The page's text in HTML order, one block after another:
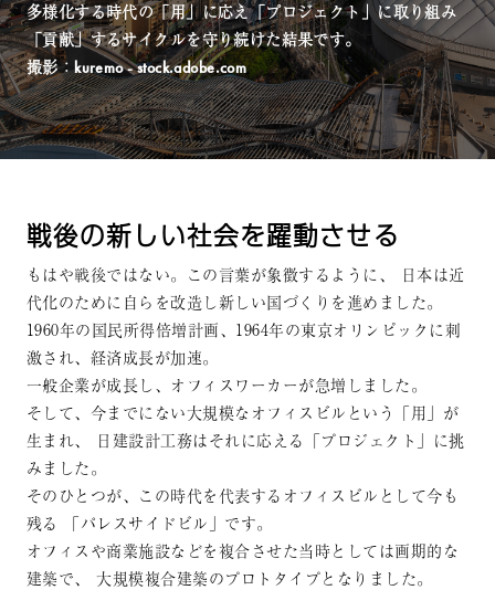
多様化する時代の「用」に応え「プロジェクト」に取り組み
「貢献」するサイクルを守り続けた結果です。
撮影：kuremo - stock.adobe.com
戦後の新しい社会を躍動させる
もはや戦後ではない。この言葉が象徴するように、
日本は近
代化のために自らを改造し新しい国づくりを進めました。
1960年の国⺠所得倍増計画、1964年の東京オリンピックに刺
激され、経済成長が加速。
一般企業が成長し、オフィスワーカーが急増しました。
そして、今までにない大規模なオフィスビルという「用」が
生まれ、
日建設計工務はそれに応える「プロジェクト」に挑
みました。
そのひとつが、この時代を代表するオフィスビルとして今も
残る
「パレスサイドビル」です。
オフィスや商業施設などを複合させた当時としては画期的な
建築で、
大規模複合建築のプロトタイプとなりました。